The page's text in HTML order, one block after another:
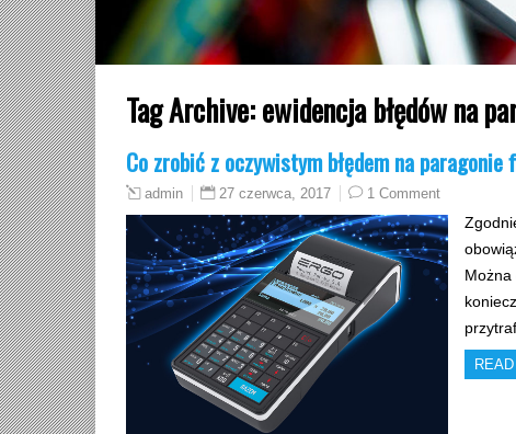
Tag Archive:ewidencja błędów na
Co zrobić z oczywistym błędem na paragonie
admin 27 czerwca, 2017 1 Comment
Można